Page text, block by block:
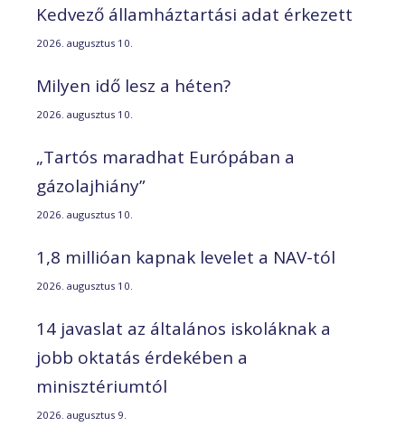
Kedvező államháztartási adat érkezett
2026. augusztus 10.
Milyen idő lesz a héten?
2026. augusztus 10.
„Tartós maradhat Európában a
gázolajhiány”
2026. augusztus 10.
1,8 millióan kapnak levelet a NAV-tól
2026. augusztus 10.
14 javaslat az általános iskoláknak a
jobb oktatás érdekében a
minisztériumtól
2026. augusztus 9.